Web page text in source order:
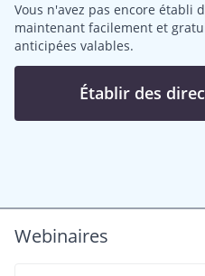
Vous n'avez pas encore établi
maintenant facilement et
anticipées valables.
Établir des
Webinaires